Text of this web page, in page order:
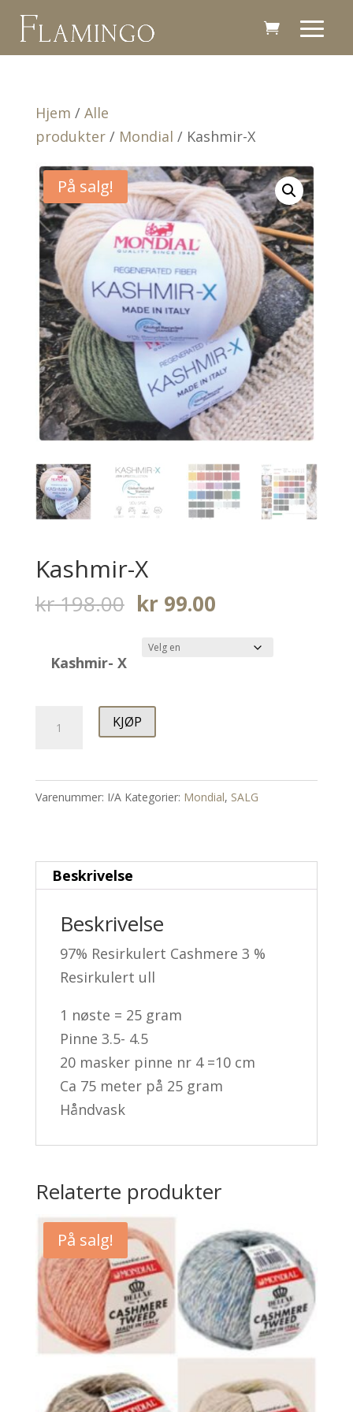
Hjem / Alle
produkter/ Mondial / Kashmir-X
På salg!
Kashmir-X
kr198.00 Opprinnelig
var:
kr99.00Nåværende
Kashmir- X
KJØP
Varenummer: I/A Kategorier: Mondial, SALG
Beskrivelse
Beskrivelse
97% Resirkulert Cashmere 3 %
Resirkulert ull
1 nøste = 25 gram
Pinne 3.5- 4.5
20 masker pinne nr 4 =10 cm
Ca 75 meter på 25 gram
Håndvask
Relaterte produkter
På salg!